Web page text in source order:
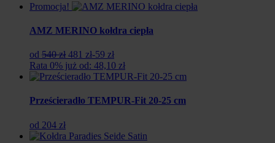
Promocja!
AMZ MERINO kołdra ciepła
od 540 zł Pierwotna
cena
wynosiła:
zł.
481 złAktualna
cena
wynosi:
zł.
-59 zł
Rata 0% już od: 48,10 zł
Prześcieradło TEMPUR-Fit 20-25 cm
od 204 zł